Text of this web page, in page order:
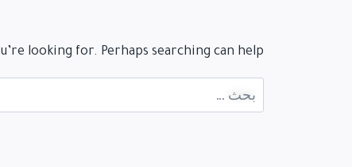
looking for. Perhaps searching can help.